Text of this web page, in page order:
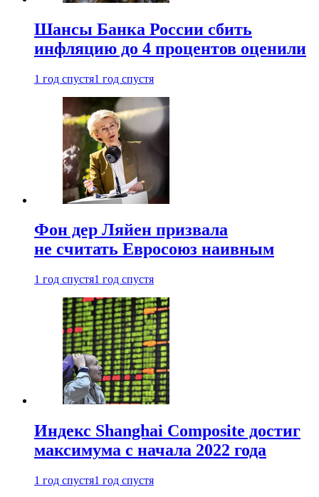
Шансы Банка России сбить
инфляцию до 4 процентов оценили
1 год спустя1 год спустя
Фон дер Ляйен призвала
не считать Евросоюз наивным
1 год спустя1 год спустя
Индекс Shanghai Composite достиг
максимума с начала 2022 года
1 год спустя1 год спустя